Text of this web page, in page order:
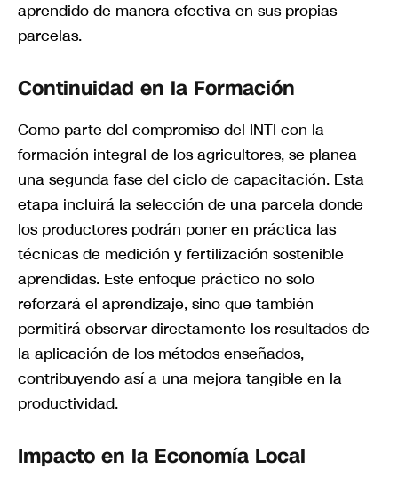
aprendido de manera efectiva en sus propias
parcelas.
Continuidad en la Formación
Como parte del compromiso del INTI con la
formación integral de los agricultores, se planea
una segunda fase del ciclo de capacitación. Esta
etapa incluirá la selección de una parcela donde
los productores podrán poner en práctica las
técnicas de medición y fertilización sostenible
aprendidas. Este enfoque práctico no solo
reforzará el aprendizaje, sino que también
permitirá observar directamente los resultados de
la aplicación de los métodos enseñados,
contribuyendo así a una mejora tangible en la
productividad.
Impacto en la Economía Local